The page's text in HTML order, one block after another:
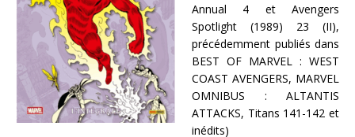
Annual 4 et Avengers
Spotlight (1989) 23 (II),
précédemment publiés dans
BEST OF MARVEL : WEST
COAST AVENGERS, MARVEL
OMNIBUS : ALTANTIS
ATTACKS, Titans 141-142 et
inédits)